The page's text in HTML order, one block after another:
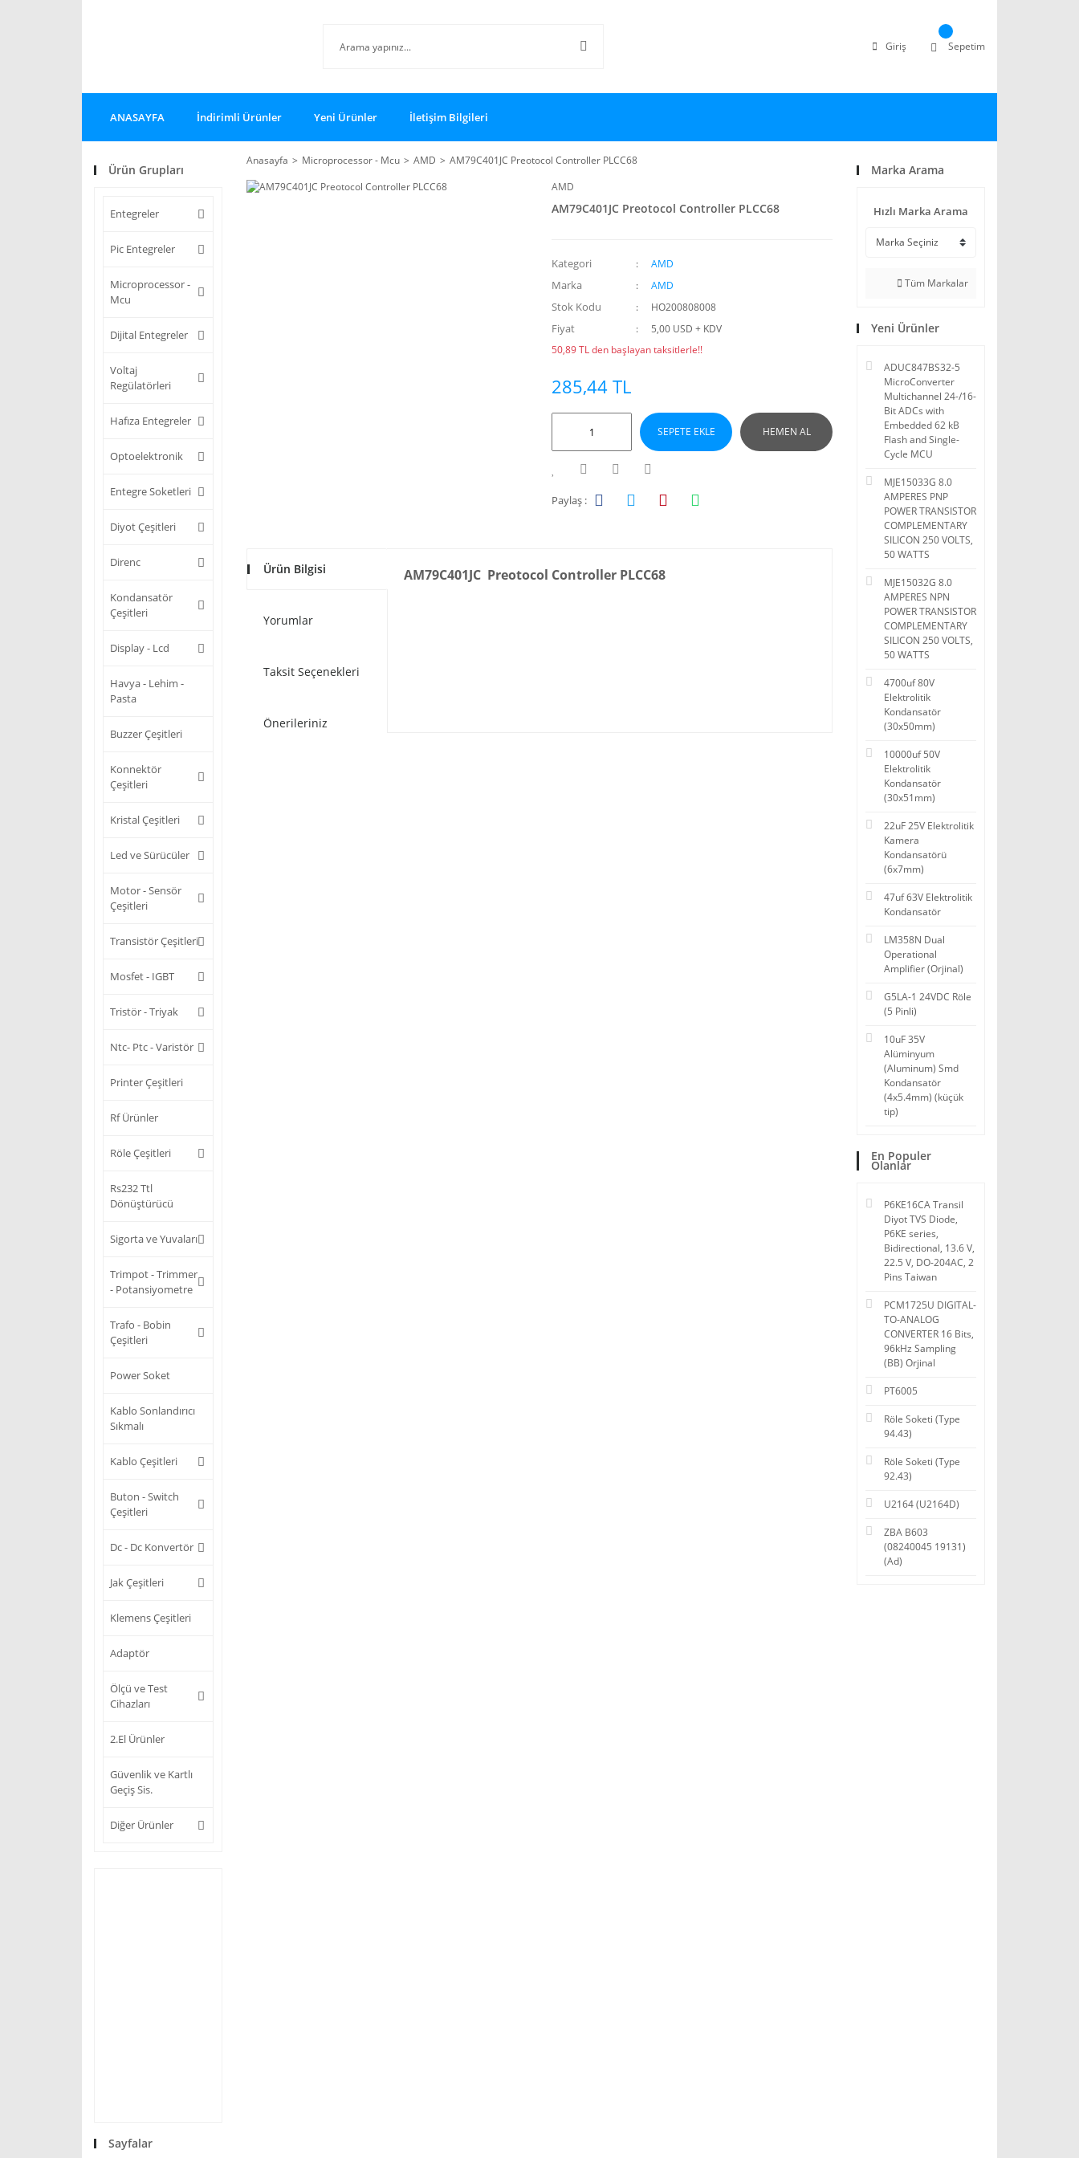
Giriş Sepetim
ANASAYFA İndirimli Ürünler Yeni Ürünler İletişim Bilgileri
Ürün Grupları
Entegreler
Pic Entegreler
Microprocessor -
Mcu
Dijital Entegreler
Voltaj
Regülatörleri
Hafıza Entegreler
Optoelektronik
Entegre Soketleri
Diyot Çeşitleri
Direnc
Kondansatör
Çeşitleri
Display - Lcd
Havya - Lehim -
Pasta
Buzzer Çeşitleri
Konnektör
Çeşitleri
Kristal Çeşitleri
Led ve Sürücüler
Motor - Sensör
Çeşitleri
Transistör Çeşitleri
Mosfet - IGBT
Tristör - Triyak
Ntc- Ptc - Varistör
Printer Çeşitleri
Rf Ürünler
Röle Çeşitleri
Rs232 Ttl
Dönüştürücü
Sigorta ve Yuvaları
Trimpot - Trimmer
- Potansiyometre
Trafo - Bobin
Çeşitleri
Power Soket
Kablo Sonlandırıcı
Sıkmalı
Kablo Çeşitleri
Buton - Switch
Çeşitleri
Dc - Dc Konvertör
Jak Çeşitleri
Klemens Çeşitleri
Adaptör
Ölçü ve Test
Cihazları
2.El Ürünler
Güvenlik ve Kartlı
Geçiş Sis.
Diğer Ürünler
Sayfalar
Anasayfa Microprocessor - Mcu AMD
AM79C401JC Preotocol Controller PLCC68
AMD
AM79C401JC Preotocol Controller PLCC68
Kategori AMD
Marka AMD
Stok Kodu HO200808008
Fiyat
5,00 USD + KDV
50,89 TL den başlayan taksitlerle!!
285,44 TL
SEPETE EKLE HEMEN AL
Paylaş :
Ürün Bilgisi
Yorumlar
Taksit Seçenekleri
Önerileriniz
AM79C401JC Preotocol Controller PLCC68
Marka Arama
Hızlı Marka Arama
Tüm Markalar
Yeni Ürünler
ADUC847BS32-5
MicroConverter
Multichannel 24-/16-
Bit ADCs with
Embedded 62 kB
Flash and Single-
Cycle MCU
MJE15033G 8.0
AMPERES PNP
POWER TRANSISTOR
COMPLEMENTARY
SILICON 250 VOLTS,
50 WATTS
MJE15032G 8.0
AMPERES NPN
POWER TRANSISTOR
COMPLEMENTARY
SILICON 250 VOLTS,
50 WATTS
4700uf 80V
Elektrolitik
Kondansatör
(30x50mm)
10000uf 50V
Elektrolitik
Kondansatör
(30x51mm)
22uF 25V Elektrolitik
Kamera
Kondansatörü
(6x7mm)
47uf 63V Elektrolitik
Kondansatör
LM358N Dual
Operational
Amplifier (Orjinal)
G5LA-1 24VDC Röle
(5 Pinli)
10uF 35V
Alüminyum
(Aluminum) Smd
Kondansatör
(4x5.4mm) (küçük
tip)
En Populer
Olanlar
P6KE16CA Transil
Diyot TVS Diode,
P6KE series,
Bidirectional, 13.6 V,
22.5 V, DO-204AC, 2
Pins Taiwan
PCM1725U DIGITAL-
TO-ANALOG
CONVERTER 16 Bits,
96kHz Sampling
(BB) Orjinal
PT6005
Röle Soketi (Type
94.43)
Röle Soketi (Type
92.43)
U2164 (U2164D)
ZBA B603
(08240045 19131)
(Ad)